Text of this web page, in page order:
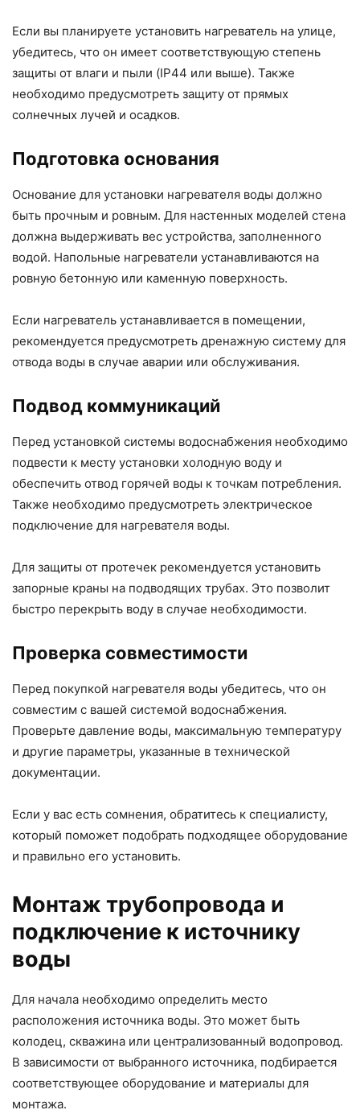
Если вы планируете установить нагреватель на улице,
убедитесь, что он имеет соответствующую степень
защиты от влаги и пыли (IP44 или выше). Также
необходимо предусмотреть защиту от прямых
солнечных лучей и осадков.
Подготовка основания
Основание для установки нагревателя воды должно
быть прочным и ровным. Для настенных моделей стена
должна выдерживать вес устройства, заполненного
водой. Напольные нагреватели устанавливаются на
ровную бетонную или каменную поверхность.
Если нагреватель устанавливается в помещении,
рекомендуется предусмотреть дренажную систему для
отвода воды в случае аварии или обслуживания.
Подвод коммуникаций
Перед установкой системы водоснабжения необходимо
подвести к месту установки холодную воду и
обеспечить отвод горячей воды к точкам потребления.
Также необходимо предусмотреть электрическое
подключение для нагревателя воды.
Для защиты от протечек рекомендуется установить
запорные краны на подводящих трубах. Это позволит
быстро перекрыть воду в случае необходимости.
Проверка совместимости
Перед покупкой нагревателя воды убедитесь, что он
совместим с вашей системой водоснабжения.
Проверьте давление воды, максимальную температуру
и другие параметры, указанные в технической
документации.
Если у вас есть сомнения, обратитесь к специалисту,
который поможет подобрать подходящее оборудование
и правильно его установить.
Монтаж трубопровода и
подключение к источнику
воды
Для начала необходимо определить место
расположения источника воды. Это может быть
колодец, скважина или централизованный водопровод.
В зависимости от выбранного источника, подбирается
соответствующее оборудование и материалы для
монтажа.